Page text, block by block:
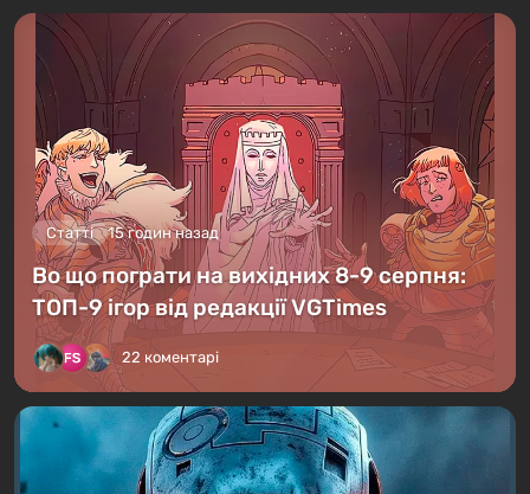
Статті 15 годин назад
Во що пограти на вихідних 8-9 серпня:
ТОП-9 ігор від редакції VGTimes
22 коментарі